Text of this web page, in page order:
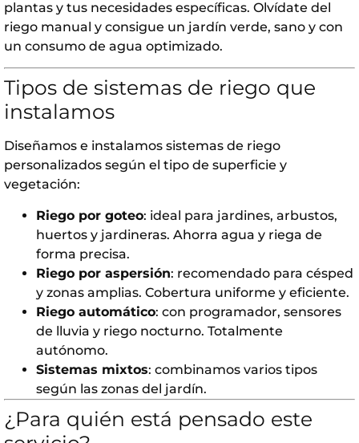
plantas y tus necesidades específicas. Olvídate del
riego manual y consigue un jardín verde, sano y con
un consumo de agua optimizado.
Tipos de sistemas de riego que
instalamos
Diseñamos e instalamos sistemas de riego
personalizados según el tipo de superficie y
vegetación:
Riego por goteo: ideal para jardines, arbustos,
huertos y jardineras. Ahorra agua y riega de
forma precisa.
Riego por aspersión: recomendado para césped
y zonas amplias. Cobertura uniforme y eficiente.
Riego automático: con programador, sensores
de lluvia y riego nocturno. Totalmente
autónomo.
Sistemas mixtos: combinamos varios tipos
según las zonas del jardín.
¿Para quién está pensado este